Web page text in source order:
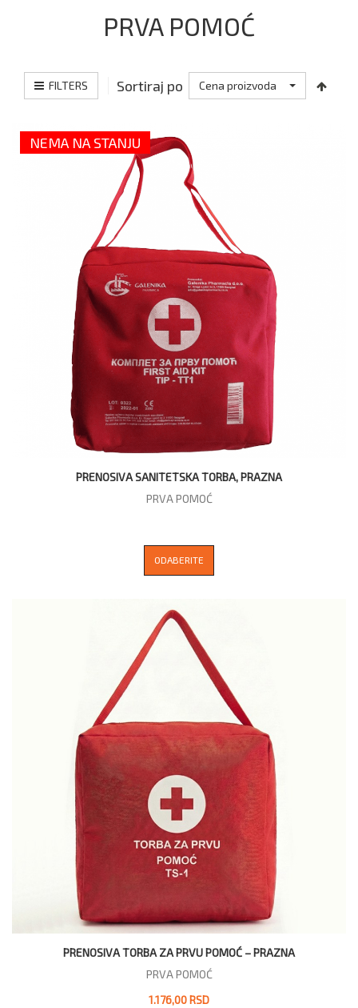
PRVA POMOĆ
FILTERS Sortiraj po Cena proizvoda
NEMA NA STANJU
PRENOSIVA SANITETSKA TORBA, PRAZNA
PRVA POMOĆ
ODABERITE
PRENOSIVA TORBA ZA PRVU POMOĆ – PRAZNA
PRVA POMOĆ
1.176,00 RSD